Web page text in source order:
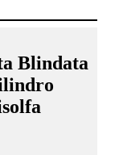
Blindata